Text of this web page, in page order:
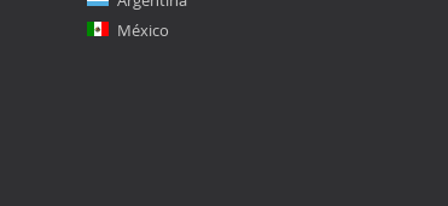
México